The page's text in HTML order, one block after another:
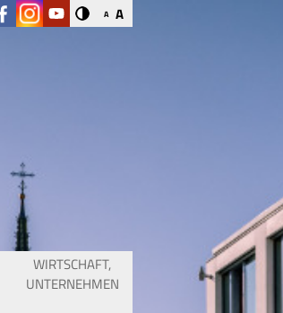
A A
WIRTSCHAFT,
UNTERNEHMEN